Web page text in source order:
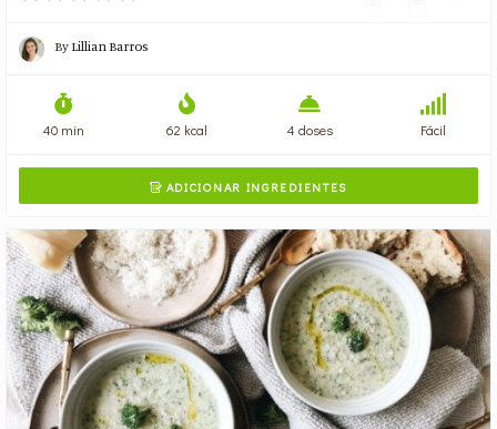
By Lillian Barros
40 min 62 kcal 4 doses Fácil
ADICIONAR INGREDIENTES